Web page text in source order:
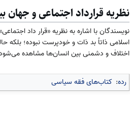
نظریه قرارداد اجتماعی و جهان
نویسندگان با اشاره به نظریه «قرار داد
اسلامی ذاتاً بد ذات و خودپرست نبوده؛
اختلاف و دشمنی بین انسان‌ها مشاهده
رده: کتاب‌های فقه سیاسی